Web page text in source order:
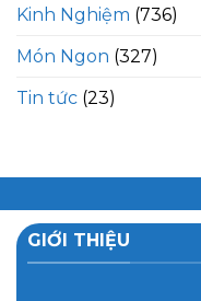
Kinh Nghiệm (736)
Món Ngon (327)
Tin tức (23)
GIỚI THIỆU